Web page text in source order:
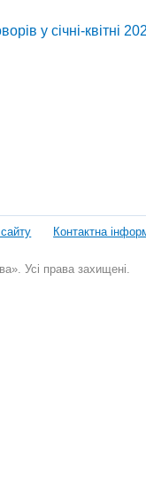
у січні-квітні
Контактна
Усі права захищені.